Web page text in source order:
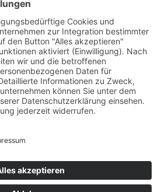
Neuigkeiten
Kontakt
Datenschutzerklärung